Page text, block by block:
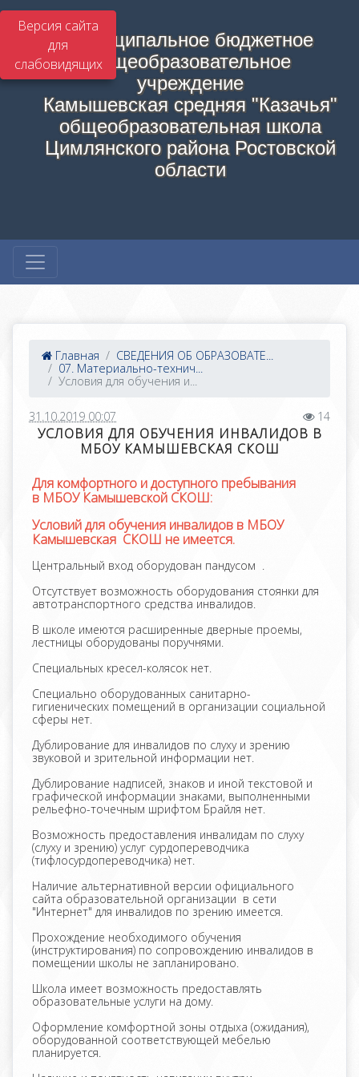
Версия сайта
для
слабовидящих
Муниципальное бюджетное
общеобразовательное
учреждение
Камышевская средняя "Казачья"
общеобразовательная школа
Цимлянского района Ростовской
области
Главная
СВЕДЕНИЯ ОБ ОБРАЗОВАТЕ...
07. Материально-технич...
Условия для обучения и...
31.10.2019 00:07 14
УСЛОВИЯ ДЛЯ ОБУЧЕНИЯ ИНВАЛИДОВ В
МБОУ КАМЫШЕВСКАЯ СКОШ
Для комфортного и доступного пребывания
в МБОУ Камышевской СКОШ:
Условий для обучения инвалидов в МБОУ
Камышевская СКОШ не имеется.
Центральный вход оборудован пандусом .
Отсутствует возможность оборудования стоянки для
автотранспортного средства инвалидов.
В школе имеются расширенные дверные проемы,
лестницы оборудованы поручнями.
Специальных кресел-колясок нет.
Специально оборудованных санитарно-
гигиенических помещений в организации социальной
сферы нет.
Дублирование для инвалидов по слуху и зрению
звуковой и зрительной информации нет.
Дублирование надписей, знаков и иной текстовой и
графической информации знаками, выполненными
рельефно-точечным шрифтом Брайля нет.
Возможность предоставления инвалидам по слуху
(слуху и зрению) услуг сурдопереводчика
(тифлосурдопереводчика) нет.
Наличие альтернативной версии официального
сайта образовательной организации в сети
"Интернет" для инвалидов по зрению имеется.
Прохождение необходимого обучения
(инструктирования) по сопровождению инвалидов в
помещении школы не запланировано.
Школа имеет возможность предоставлять
образовательные услуги на дому.
Оформление комфортной зоны отдыха (ожидания),
оборудованной соответствующей мебелью
планируется.